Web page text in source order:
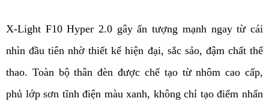
X-Light F10 Hyper 2.0 gây ấn tượng mạnh ngay từ cái
nhìn đầu tiên nhờ thiết kế hiện đại, sắc sảo, đậm chất thể
thao. Toàn bộ thân đèn được chế tạo từ nhôm cao cấp,
phủ lớp sơn tĩnh điện màu xanh, không chỉ tạo điểm nhấn